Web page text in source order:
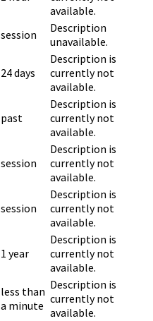
available.
session
Description
unavailable.
24 days
Description is
currently not
available.
past
Description is
currently not
available.
session
Description is
currently not
available.
session
Description is
currently not
available.
1 year
Description is
currently not
available.
less than
a minute
Description is
currently not
available.